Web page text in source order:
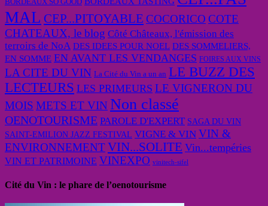
MAL CEP...PITOYABLE COCORICO COTE
CHATEAUX, le blog Côté Châteaux, l'émission des
terroirs de NoA DES IDEES POUR NOEL DES SOMMELIERS,
EN SOMME EN AVANT LES VENDANGES FOIRES AUX VINS
LA CITE DU VIN La Cité du Vin a un an LE BUZZ DES
LECTEURS LES PRIMEURS LE VIGNERON DU
MOIS METS ET VIN Non classé
OENOTOURISME PAROLE D'EXPERT SAGA DU VIN
SAINT-EMILION JAZZ FESTIVAL VIGNE & VIN VIN &
ENVIRONNEMENTVIN...SOLITE Vin...tempéries
VIN ET PATRIMOINE VINEXPO vinitech-sifel
Cité du Vin : le phare de l’oenotourisme